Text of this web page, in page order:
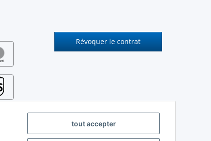
tout accepter
Révoquer le contrat